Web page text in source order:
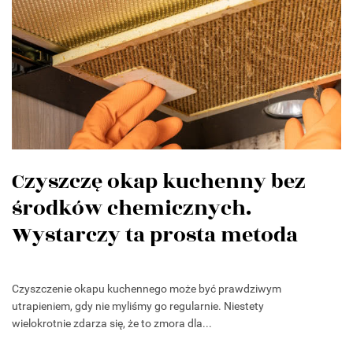
Czyszczę okap kuchenny bez
środków chemicznych.
Wystarczy ta prosta metoda
Czyszczenie okapu kuchennego może być prawdziwym
utrapieniem, gdy nie myliśmy go regularnie. Niestety
wielokrotnie zdarza się, że to zmora dla...